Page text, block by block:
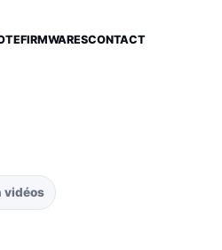
FIRMWARESCONTACT
vidéos